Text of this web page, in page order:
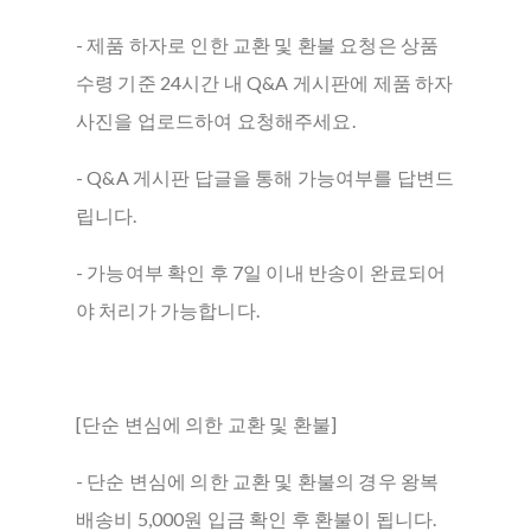
- 제품 하자로 인한 교환 및 환불 요청은 상품
수령 기준 24시간 내 Q&A 게시판에 제품 하자
사진을 업로드하여 요청해주세요.
- Q&A 게시판 답글을 통해 가능여부를 답변드
립니다.
- 가능여부 확인 후 7일 이내 반송이 완료되어
야 처리가 가능합니다.
[단순 변심에 의한 교환 및 환불]
- 단순 변심에 의한 교환 및 환불의 경우 왕복
배송비 5,000원 입금 확인 후 환불이 됩니다.